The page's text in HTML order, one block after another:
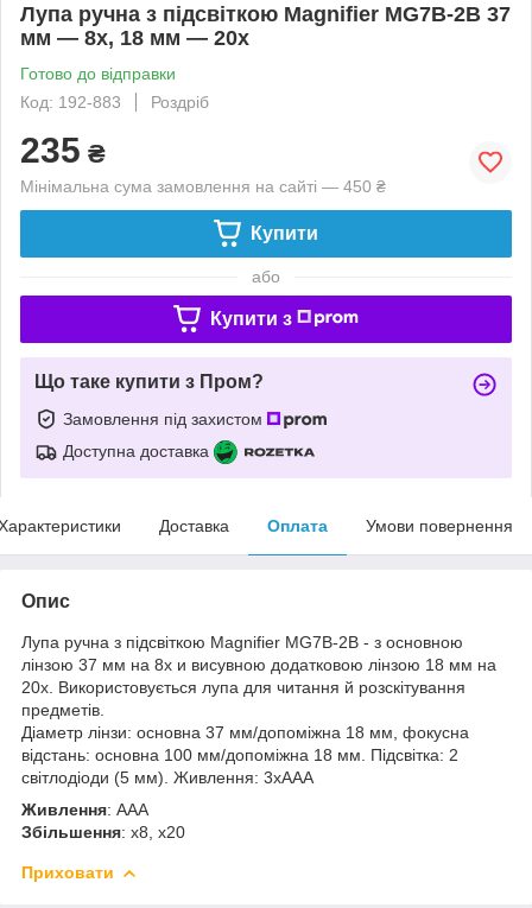
Лупа ручна з підсвіткою Magnifier MG7B-2B 37
мм — 8х, 18 мм — 20х
Готово до відправки
Код: 192-883
Роздріб
235 ₴
Мінімальна сума замовлення на сайті — 450 ₴
Купити
або
Купити з
Що таке купити з Пром?
Замовлення під захистом
Доступна доставка
Доставка Оплата Умови повернення
Опис
Лупа ручна з підсвіткою Magnifier MG7B-2B - з основною
лінзою 37 мм на 8х и висувною додатковою лінзою 18 мм на
20х. Використовується лупа для читання й розскітування
предметів.
Діаметр лінзи: основна 37 мм/допоміжна 18 мм, фокусна
відстань: основна 100 мм/допоміжна 18 мм. Підсвітка: 2
світлодіоди (5 мм). Живлення: 3xAAA
Живлення: AAA
Збільшення: x8, x20
Приховати